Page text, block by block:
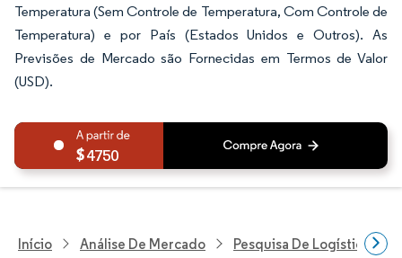
Temperatura (Sem Controle de Temperatura, Com Controle de
Temperatura) e por País (Estados Unidos e Outros). As
Previsões de Mercado são Fornecidas em Termos de Valor
(USD).
4750
Início Análise De Mercado Pesquisa De Logística